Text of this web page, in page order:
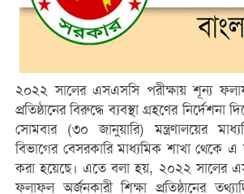
২০২২ সালের এসএসসি পরীক্ষায় শূন্য
প্রতিষ্ঠানের বিরুদ্ধে ব্যবস্থা গ্রহণের নির্দেশনা
সোমবার (৩০ জানুয়ারি) মন্ত্রণালয়ের
বিভাগের বেসরকারি মাধ্যমিক শাখা থেকে এ
করা হয়েছে। এতে বলা হয়, ২০২২ সালের
ফলাফল অর্জনকারী শিক্ষা প্রতিষ্ঠানের